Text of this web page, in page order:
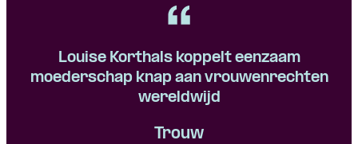
Louise Korthals koppelt eenzaam
moederschap knap aan vrouwenrechten
wereldwijd
Trouw